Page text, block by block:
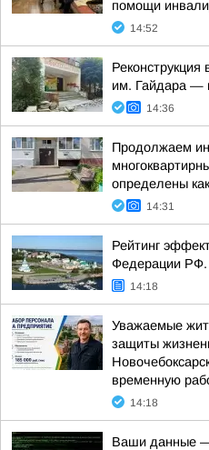
помощи
14:52
Реконструкция
им. Гайдара —
14:36
Продолжаем
определены
14:31
Рейтинг
Федерации РФ.
14:18
Уважаемые
защиты
временную
14:18
Ваши данные